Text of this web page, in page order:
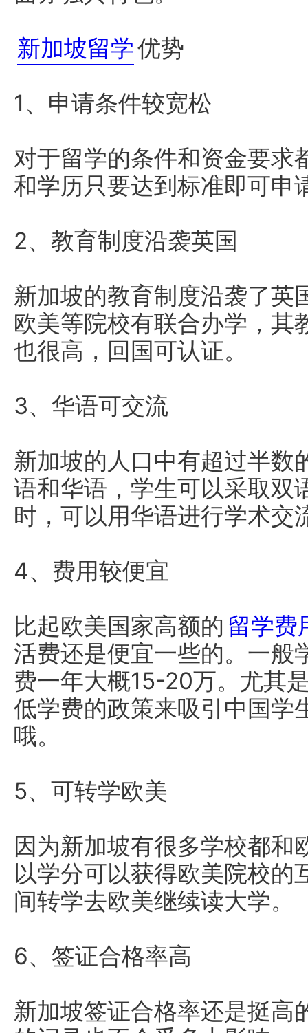
新加坡留学优势
1、申请条件较宽松
对于留学的条件和资金要求
和学历只要达到标准即可申
2、教育制度沿袭英国
新加坡的教育制度沿袭了英
欧美等院校有联合办学，其
也很高，回国可认证。
3、华语可交流
新加坡的人口中有超过半数
语和华语，学生可以采取双
时，可以用华语进行学术交
4、费用较便宜
比起欧美国家高额的 留学费
活费还是便宜一些的。一般
费一年大概15-20万。尤其
低学费的政策来吸引中国学
哦。
5、可转学欧美
因为新加坡有很多学校都和
以学分可以获得欧美院校的
间转学去欧美继续读大学。
6、签证合格率高
新加坡签证合格率还是挺高